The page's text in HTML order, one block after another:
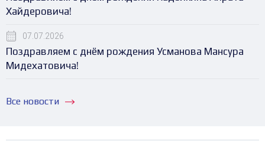
Хайдеровича!
07.07.2026
Поздравляем с днём рождения Усманова Мансура
Мидехатовича!
Все новости